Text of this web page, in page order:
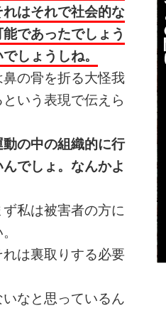
はそれで社会的な
であったでしょう
しょうしね。
の骨を折る大怪我
いう表現で伝えら
の中の組織的に行
でしょ。なんかよ
私は被害者の方に
は裏取りする必要
なと思っているん